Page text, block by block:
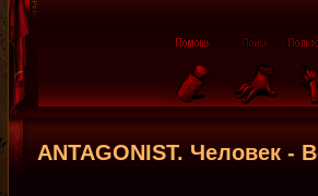
ANTAGONIST. Человек